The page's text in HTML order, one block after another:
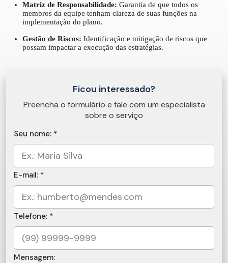
Matriz de Responsabilidade: Garantia de que todos os
membros da equipe tenham clareza de suas funções na
implementação do plano.
Gestão de Riscos: Identificação e mitigação de riscos que
possam impactar a execução das estratégias.
Ficou interessado?
Preencha o formulário e fale com um especialista
sobre o serviço
Seu nome: *
E-mail: *
Telefone: *
Mensagem: